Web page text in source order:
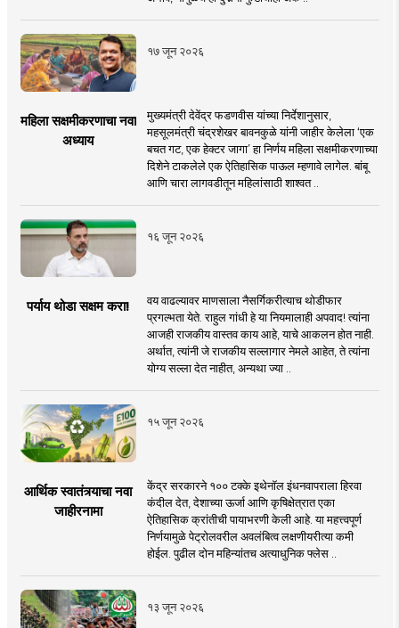
१७ जून २०२६
महिला सक्षमीकरणाचा नवा
अध्याय
मुख्यमंत्री देवेंद्र फडणवीस यांच्या निर्देशानुसार,
महसूलमंत्री चंद्रशेखर बावनकुळे यांनी जाहीर केलेला ‘एक
बचत गट, एक हेक्टर जागा’ हा निर्णय महिला सक्षमीकरणाच्या
दिशेने टाकलेले एक ऐतिहासिक पाऊल म्हणावे लागेल. बांबू
आणि चारा लागवडीतून महिलांसाठी शाश्वत ..
१६ जून २०२६
पर्याय थोडा सक्षम करा!
वय वाढल्यावर माणसाला नैसर्गिकरीत्याच थोडीफार
प्रगल्भता येते. राहुल गांधी हे या नियमालाही अपवाद! त्यांना
आजही राजकीय वास्तव काय आहे, याचे आकलन होत नाही.
अर्थात, त्यांनी जे राजकीय सल्लागार नेमले आहेत, ते त्यांना
योग्य सल्ला देत नाहीत, अन्यथा ज्या ..
१५ जून २०२६
आर्थिक स्वातंत्र्याचा नवा
जाहीरनामा
केंद्र सरकारने १०० टक्के इथेनॉल इंधनवापराला हिरवा
कंदील देत, देशाच्या ऊर्जा आणि कृषिक्षेत्रात एका
ऐतिहासिक क्रांतीची पायाभरणी केली आहे. या महत्त्वपूर्ण
निर्णयामुळे पेट्रोलवरील अवलंबित्व लक्षणीयरीत्या कमी
होईल. पुढील दोन महिन्यांतच अत्याधुनिक फ्लेस ..
१३ जून २०२६